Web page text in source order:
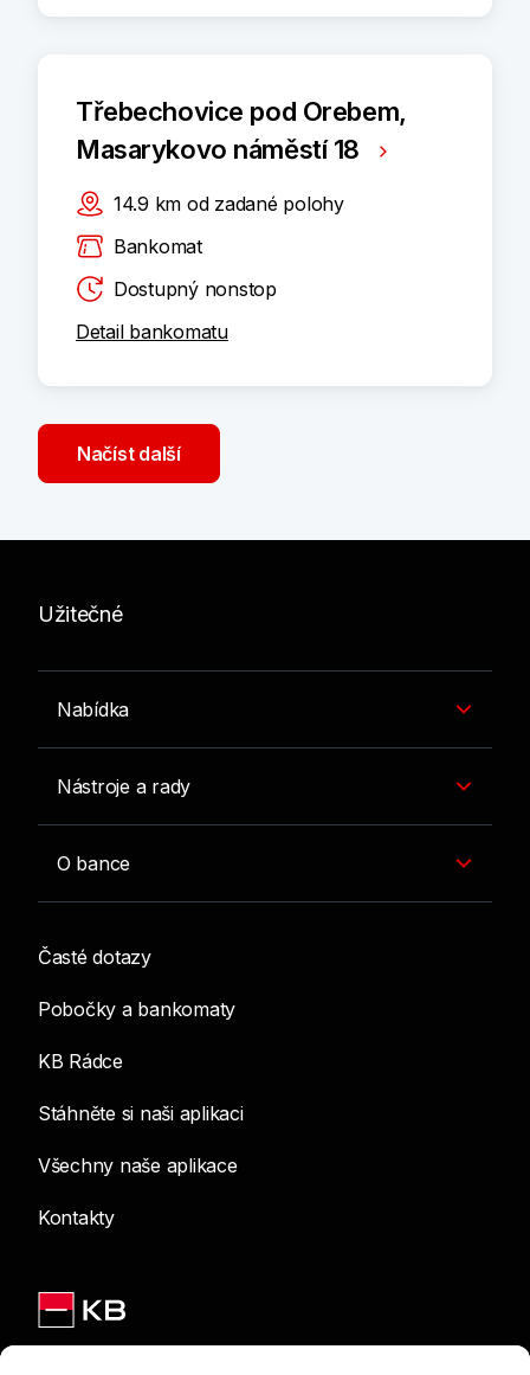
Třebechovice pod Orebem,
Masarykovo náměstí 18
14.9 km od zadané polohy
Bankomat
Dostupný nonstop
Detail bankomatu
Načíst další
Užitečné
Nabídka
Nástroje a rady
O bance
Časté dotazy
Pobočky a bankomaty
KB Rádce
Stáhněte si naši aplikaci
Všechny naše aplikace
Kontakty